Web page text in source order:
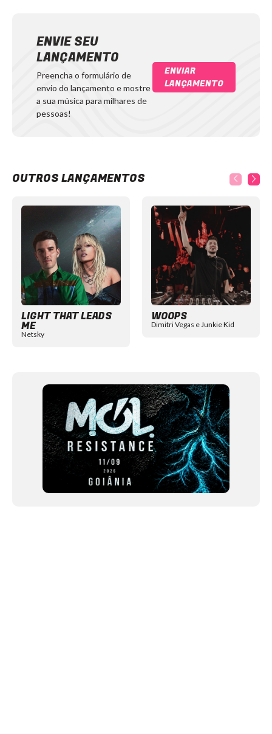
ENVIE SEU
LANÇAMENTO
Preencha o formulário de
envio do lançamento e mostre
a sua música para milhares de
pessoas!
ENVIAR
LANÇAMENTO
OUTROS LANÇAMENTOS
LIGHT THAT LEADS
ME
Netsky
WOOPS
Dimitri Vegas e Junkie Kid